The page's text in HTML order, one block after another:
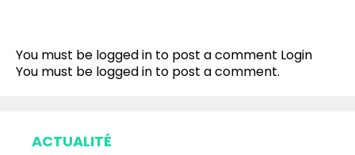
You must be logged in to post a comment Login
You must be logged in to post a comment.
ACTUALITÉ